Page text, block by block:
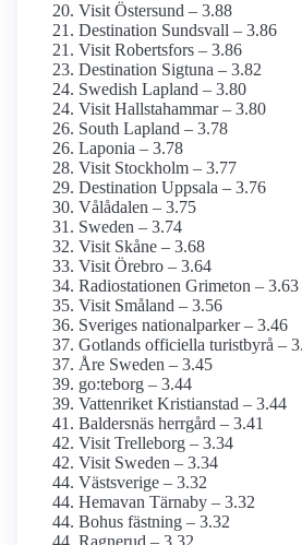
Visit Östersund – 3.88
Destination Sundsvall – 3.86
Visit Robertsfors – 3.86
Destination Sigtuna – 3.82
Swedish Lapland – 3.80
Visit Hallstahammar – 3.80
South Lapland – 3.78
Laponia – 3.78
Visit Stockholm – 3.77
Destination Uppsala – 3.76
Vålådalen – 3.75
Sweden – 3.74
Visit Skåne – 3.68
Visit Örebro – 3.64
Radiostationen Grimeton – 3.63
Visit Småland – 3.56
Sveriges nationalparker – 3.46
Gotlands officiella turistbyrå –
Åre Sweden – 3.45
go:teborg – 3.44
Vattenriket Kristianstad – 3.44
Baldersnäs herrgård – 3.41
Visit Trelleborg – 3.34
Visit Sweden – 3.34
Västsverige – 3.32
Hemavan Tärnaby – 3.32
Bohus fästning – 3.32
Ragnerud – 3.32